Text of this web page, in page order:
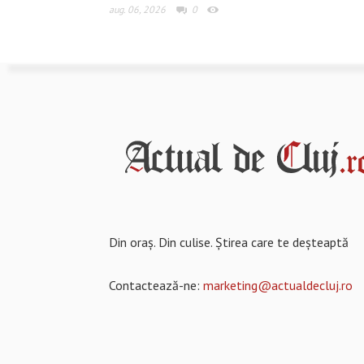
aug. 06, 2026 0
Din oraș. Din culise. Știrea care te deșteaptă
Contactează-ne: marketing@actualdecluj.ro